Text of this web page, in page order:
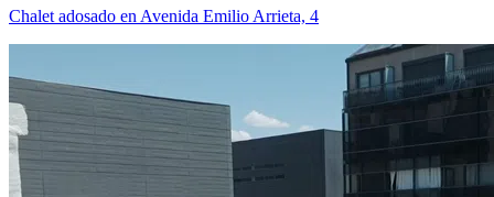
Chalet adosado en Avenida Emilio Arrieta, 4